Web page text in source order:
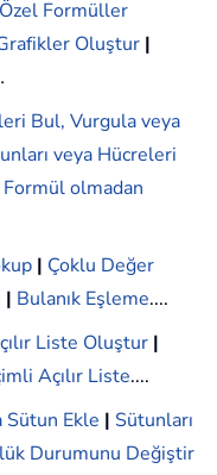
Özel Formüller
Oluştur |
Bul, Vurgula veya
veya Hücreleri
Formül olmadan
| Çoklu Değer
| Bulanık Eşleme....
Liste Oluştur |
Açılır Liste....
Sütun Ekle | Sütunları
Durumunu Değiştir